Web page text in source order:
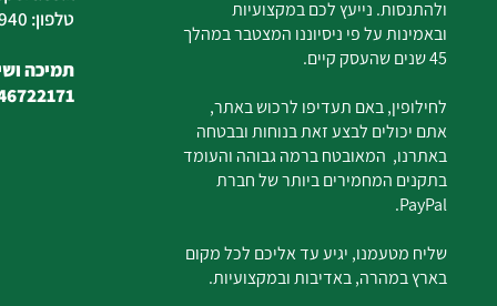
טלפון: 04-6726940
תמיכה
ולהתנסות. נייעץ לכם במקצועיות
ובאמינות על פי ניסיוננו המצטבר במהלך
45 שנים שהעסק קיים.
לחילופין, באם תעדיפו לרכוש באתר,
אתם יכולים לבצע זאת בנוחות ובבטחה
באתרנו, המאובטח ברמה גבוהה והעומד
בתקנים המחמירים ביותר של חברת
PayPal.
שליח מטעמנו, יגיע עד אליכם לכל מקום
בארץ במהרה, באדיבות ובמקצועיות.